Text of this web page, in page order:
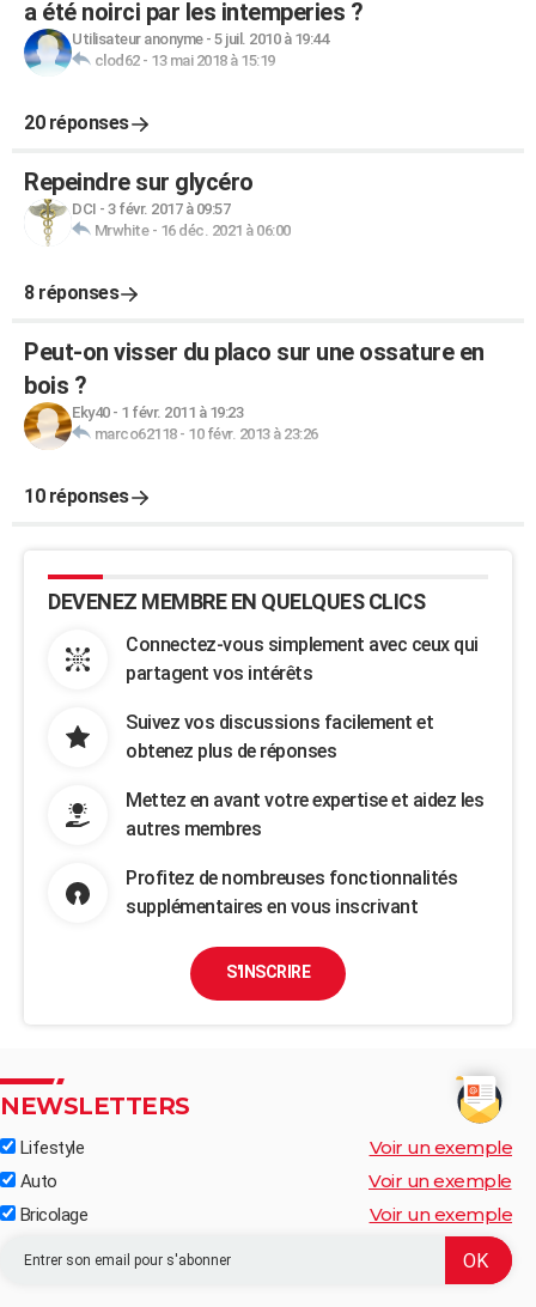
a été noirci par les intemperies ?
Utilisateur anonyme- 5 juil. 2010 à 19:44
clod62- 13 mai 2018 à 15:19
20 réponses
Repeindre sur glycéro
DCI - 3 févr. 2017 à 09:57
Mrwhite- 16 déc. 2021 à 06:00
8 réponses
Peut-on visser du placo sur une ossature en
bois ?
Eky40- 1 févr. 2011 à 19:23
marco62118- 10 févr. 2013 à 23:26
10 réponses
DEVENEZ MEMBRE EN QUELQUES CLICS
Connectez-vous simplement avec ceux qui
partagent vos intérêts
Suivez vos discussions facilement et
obtenez plus de réponses
Mettez en avant votre expertise et aidez les
autres membres
Profitez de nombreuses fonctionnalités
supplémentaires en vous inscrivant
S'INSCRIRE
NEWSLETTERS
Lifestyle Voir un exemple
Auto Voir un exemple
Bricolage Voir un exemple